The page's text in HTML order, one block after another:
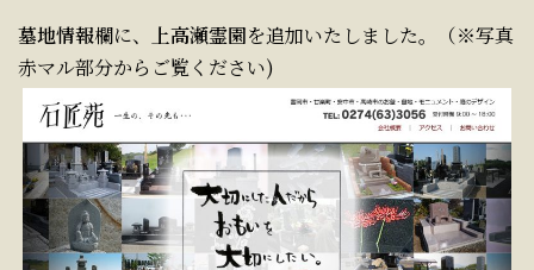
墓地情報欄に、 上高瀬霊園を追加いたしました。（※写真
赤マル部分からご覧ください)